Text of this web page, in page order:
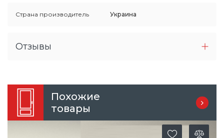
Страна производитель Украина
Отзывы
Похожие
товары